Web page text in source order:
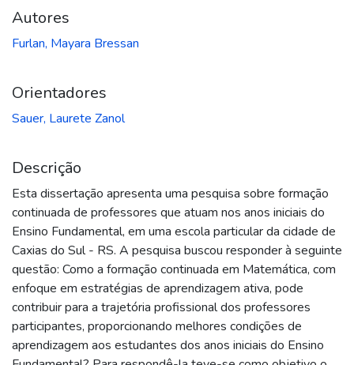
Autores
Furlan, Mayara Bressan
Orientadores
Sauer, Laurete Zanol
Descrição
Esta dissertação apresenta uma pesquisa sobre formação
continuada de professores que atuam nos anos iniciais do
Ensino Fundamental, em uma escola particular da cidade de
Caxias do Sul - RS. A pesquisa buscou responder à seguinte
questão: Como a formação continuada em Matemática, com
enfoque em estratégias de aprendizagem ativa, pode
contribuir para a trajetória profissional dos professores
participantes, proporcionando melhores condições de
aprendizagem aos estudantes dos anos iniciais do Ensino